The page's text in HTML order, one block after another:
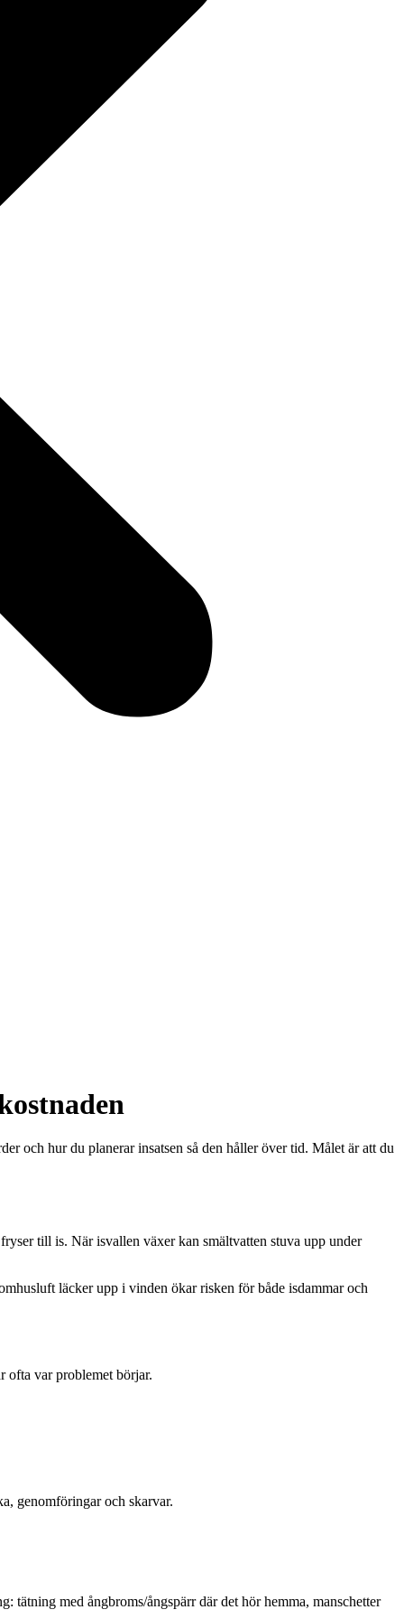
och hur du planerar insatsen så den håller över tid. Målet är att du
till is. När isvallen växer kan smältvatten stuva upp under
läcker upp i vinden ökar risken för både isdammar och
ofta var problemet börjar.
genomföringar och skarvar.
med ångbroms/ångspärr där det hör hemma, manschetter